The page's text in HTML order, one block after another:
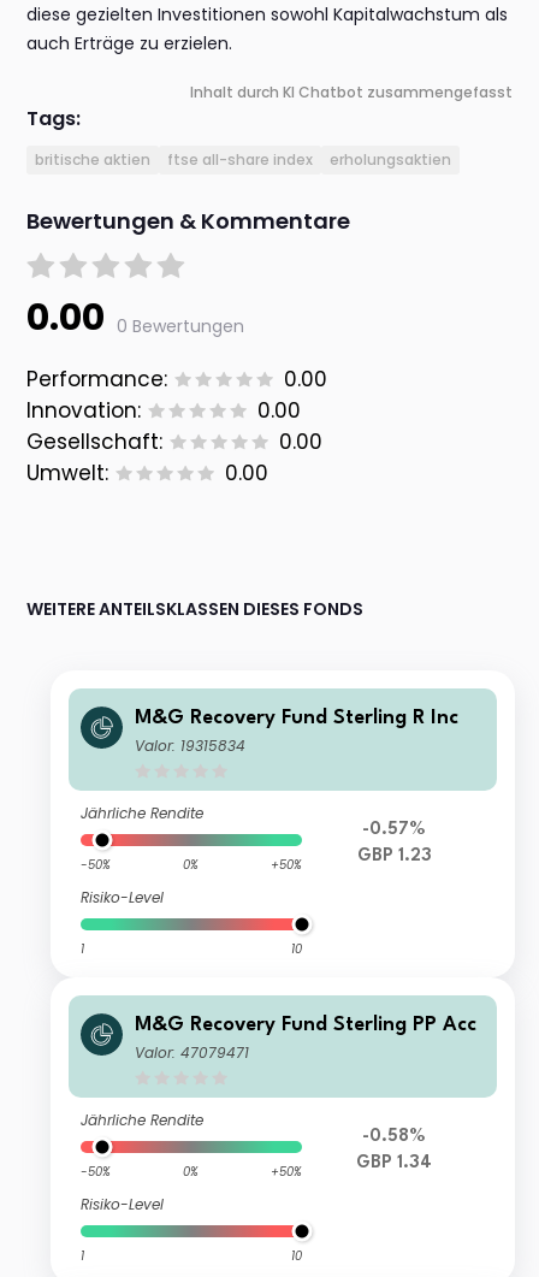
diese gezielten Investitionen sowohl Kapitalwachstum als
auch Erträge zu erzielen.
Inhalt durch KI Chatbot zusammengefasst
Tags:
britische aktien ftse all-share index erholungsaktien
Bewertungen & Kommentare
0.00 0 Bewertungen
Performance:
0.00
Innovation:
0.00
Gesellschaft:
0.00
Umwelt:
0.00
WEITERE ANTEILSKLASSEN DIESES FONDS
M&G Recovery Fund Sterling R Inc
Valor: 19315834
Jährliche Rendite
-50% 0% +50%
Risiko-Level
1 10
-0.57%
GBP 1.23
M&G Recovery Fund Sterling PP Acc
Valor: 47079471
Jährliche Rendite
-50% 0% +50%
Risiko-Level
1 10
-0.58%
GBP 1.34